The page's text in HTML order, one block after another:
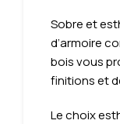
Sobre et
d’armoire
bois vous
finitions et
Le choix